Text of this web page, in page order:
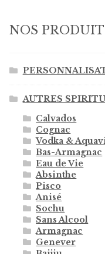
NOS
AUTRES
Calvados
Cognac
Vodka &
Bas-Armagnac
Eau de Vie
Absinthe
Pisco
Anisé
Sochu
Sans Alcool
Armagnac
Genever